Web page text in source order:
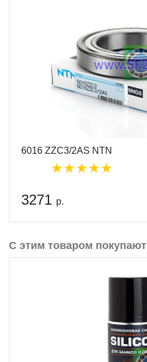
6016 ZZC3/2AS NTN
3271 р.
С этим товаром покупают